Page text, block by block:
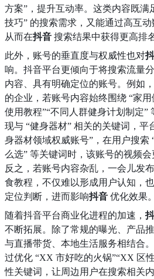
方案”，提升互动率。这类内容既满
技巧” 的搜索需求，又能通过高互动
从而在抖音 搜索结果中获得更高排名
此外，账号的垂直度与权威性也对
响。抖音平台更倾向于将搜索流量
内容、具有明确定位的账号。例如
的企业，若账号内容始终围绕 “家
使用教程”“不同人群健身计划制定”
现与 “健身器材” 相关的关键词，平
身器材领域权威账号”，在用户搜索
么选” 等关键词时，该账号的视频会
反之，若账号内容杂乱，一会儿发
食教程，不仅难以形成用户认知，
定位判断，进而影响抖音 优化效果。
随着抖音平台商业化进程的加速，
不断拓展。除了常规的曝光、产品
与直播带货、本地生活服务相结合
过优化 “XX 市好吃的火锅”“XX 区
性关键词，让周边用户在搜索相关